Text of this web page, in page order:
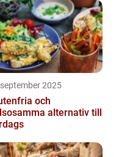
2025
och
alternativ till